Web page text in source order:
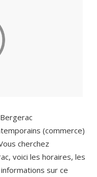
(commerce)
cherchez
voici les horaires, les
sur ce